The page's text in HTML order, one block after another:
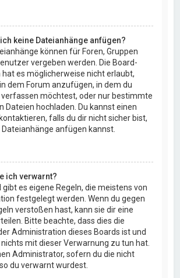
keine Dateianhänge anfügen?
können für Foren, Gruppen
vergeben werden. Die Board-
es möglicherweise nicht erlaubt,
dem Forum anzufügen, in dem du
möchtest, oder nur bestimmte
Dateien hochladen. Du kannst einen
falls du dir nicht sicher bist,
anfügen kannst.
ich verwarnt?
gibt es eigene Regeln, die meistens von
festgelegt werden. Wenn du gegen
verstoßen hast, kann sie dir eine
Bitte beachte, dass dies die
Administration dieses Boards ist und
mit dieser Verwarnung zu tun hat.
Administrator, sofern du die nicht
du verwarnt wurdest.